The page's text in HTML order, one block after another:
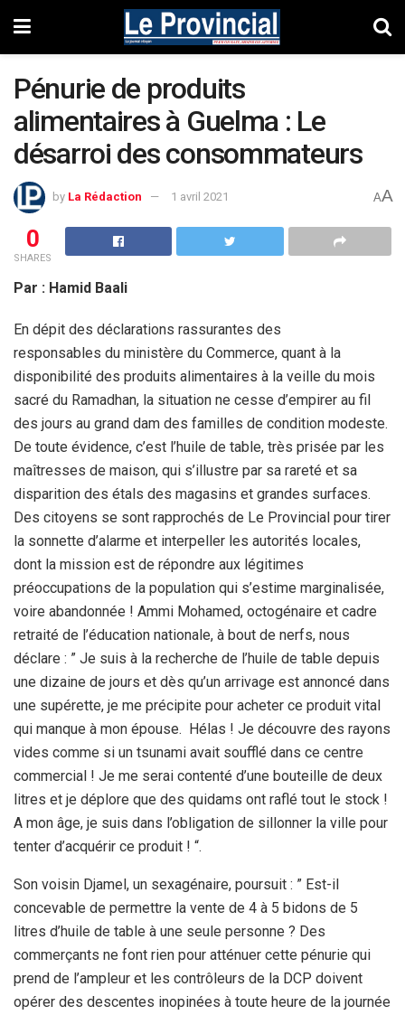
Pénurie de produits
alimentaires à Guelma : Le
désarroi des consommateurs
by La Rédaction 1 avril 2021 AA
0
SHARES
Par : Hamid Baali
En dépit des déclarations rassurantes des
responsables du ministère du Commerce, quant à la
disponibilité des produits alimentaires à la veille du mois
sacré du Ramadhan, la situation ne cesse d’empirer au fil
des jours au grand dam des familles de condition modeste.
De toute évidence, c’est l’huile de table, très prisée par les
maîtresses de maison, qui s’illustre par sa rareté et sa
disparition des étals des magasins et grandes surfaces.
Des citoyens se sont rapprochés de Le Provincial pour tirer
la sonnette d’alarme et interpeller les autorités locales,
dont la mission est de répondre aux légitimes
préoccupations de la population qui s’estime marginalisée,
voire abandonnée ! Ammi Mohamed, octogénaire et cadre
retraité de l’éducation nationale, à bout de nerfs, nous
déclare : ” Je suis à la recherche de l’huile de table depuis
une dizaine de jours et dès qu’un arrivage est annoncé dans
une supérette, je me précipite pour acheter ce produit vital
qui manque à mon épouse. Hélas ! Je découvre des rayons
vides comme si un tsunami avait soufflé dans ce centre
commercial ! Je me serai contenté d’une bouteille de deux
litres et je déplore que des quidams ont raflé tout le stock !
A mon âge, je suis dans l’obligation de sillonner la ville pour
tenter d’acquérir ce produit ! “.
Son voisin Djamel, un sexagénaire, poursuit : ” Est-il
concevable de permettre la vente de 4 à 5 bidons de 5
litres d’huile de table à une seule personne ? Des
commerçants ne font rien pour atténuer cette pénurie qui
prend de l’ampleur et les contrôleurs de la DCP doivent
opérer des descentes inopinées à toute heure de la journée